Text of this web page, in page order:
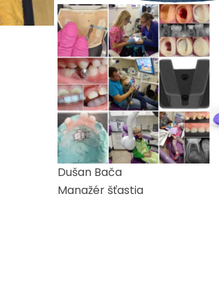
Dušan Bača
Manažér šťastia